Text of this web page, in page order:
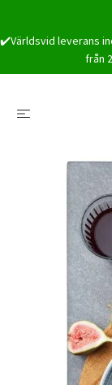
✔️Världsvid leverans
från